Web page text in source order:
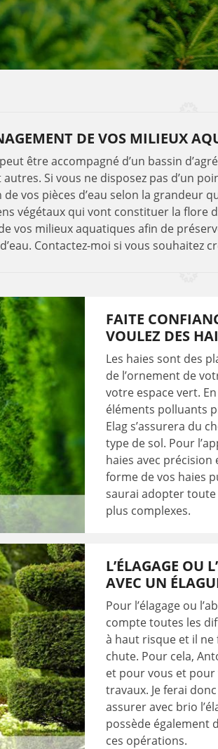
DE VOS MILIEUX
être accompagné d’un bassin
Si vous ne disposez pas d’un
de vos pièces d’eau selon la grandeur
végétaux qui vont constituer la flore
vos milieux aquatiques afin de
Contactez-moi si vous souhaitez
FAITE
VOULEZ DES
Les haies sont des
de l’ornement de
votre espace vert.
éléments polluants
Elag s’assurera du
type de sol. Pour
haies avec
forme de vos haies
saurai adopter
plus complexes.
L’ÉLAGAGE OU
AVEC UN
Pour l’élagage ou
compte toutes les
à haut risque et il
chute. Pour cela,
et pour vous et pour
travaux. Je ferai
assurer avec brio
possède également
ces opérations.